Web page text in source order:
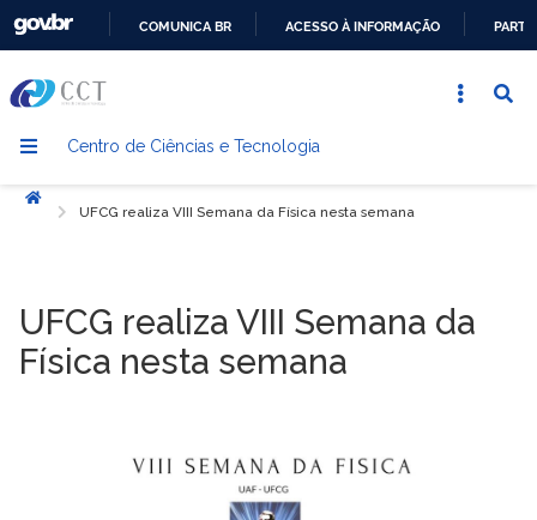
CONTEÚDO
COMUNICA BR ACESSO À INFORMAÇÃO
Centro de Ciências e Tecnologia
Início
UFCG realiza VIII Semana da Física nesta semana
UFCG realiza VIII Semana da
Física nesta semana